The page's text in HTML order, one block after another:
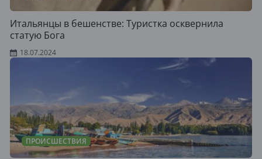
Итальянцы в бешенстве: Туристка осквернила
статую Бога
18.07.2024
ПРОИСШЕСТВИЯ